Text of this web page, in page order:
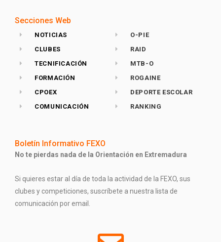
Secciones Web
NOTICIAS
CLUBES
TECNIFICACIÓN
FORMACIÓN
CPOEX
COMUNICACIÓN
O-PIE
RAID
MTB-O
ROGAINE
DEPORTE ESCOLAR
RANKING
Boletín Informativo FEXO
No te pierdas nada de la Orientación en Extremadura
Si quieres estar al día de toda la actividad de la FEXO, sus
clubes y competiciones, suscríbete a nuestra lista de
comunicación por email.